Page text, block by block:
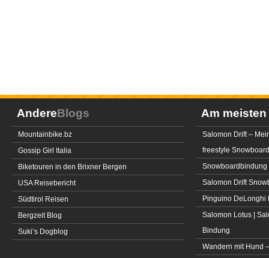
AndereBlogs
Mountainbike.bz
Gossip Girl Italia
Biketouren in den Brixner Bergen
USA Reisebericht
Südtirol Reisen
Bergzeit Blog
Suki’s Dogblog
Am meisten
Salomon Drift –
freestyle Snowboard
Snowboardbindung
Salomon Drift
Pinguino DeLonghi
Salomon Lotus |
Bindung
Wandern mit Hund